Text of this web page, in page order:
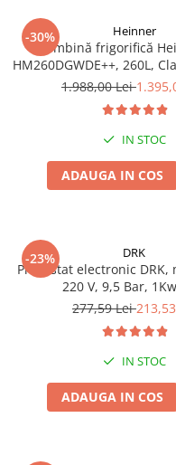
-30% Heinner
Combină frigorifică
HM260DGWDE++, 260L,
Apă, Control Electronic,
1.988,00 Lei
IN STOC
ADAUGA IN COS
-23% DRK
Presostat electronic DRK,
220 V, 9,5 Bar,
277,59 Lei
IN STOC
ADAUGA IN COS